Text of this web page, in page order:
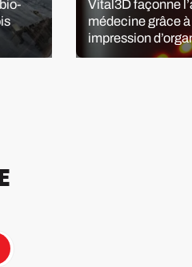
Vital3D façonne
médecine grâce
impression